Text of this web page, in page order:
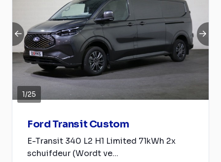
1/25
Ford Transit Custom
E-Transit 340 L2 H1 Limited 71kWh 2x
schuifdeur (Wordt ve...